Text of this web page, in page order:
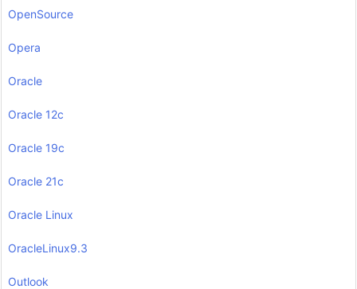
OpenSource
Opera
Oracle
Oracle 12c
Oracle 19c
Oracle 21c
Oracle Linux
OracleLinux9.3
Outlook